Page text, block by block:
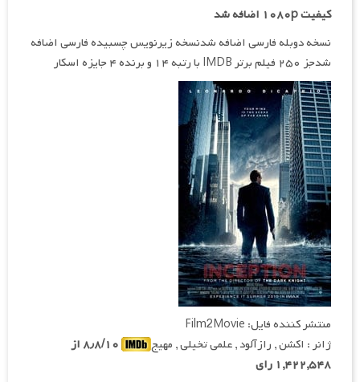
کیفیت ۱۰۸۰p اضافه شد
نسخه دوبله فارسی اضافه شدنسخه زیرنویس چسبیده فارسی اضافه
شدجز ۲۵۰ فیلم برتر IMDB با رتبه ۱۴ و برنده ۴ جایزه اسکار
منتشر کننده فایل: Film2Movie
ژانر : اکشن , رازآلود , علمی تخیلی , مهیج
۸٫۸/۱۰ از
۱,۴۲۲,۵۴۸ رای